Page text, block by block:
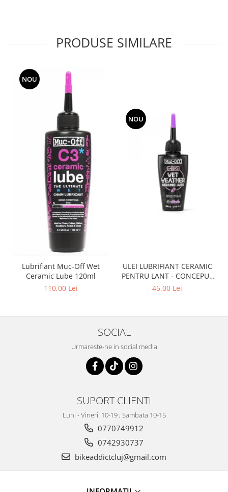
PRODUSE SIMILARE
NOU
Lubrifiant Muc-Off Wet
Ceramic Lube 120ml
110,00 Lei
NOU
ULEI LUBRIFIANT CERAMIC
PENTRU LANT - CONCEPUT
SPECIAL PENTRU BICICLETE
45,00 Lei
SOCIAL
Urmareste-ne in social media
SUPORT CLIENTI
Luni - Vineri: 10-19 ; Sambata 10-15
0770749912
0742930737
bikeaddictcluj@gmail.com